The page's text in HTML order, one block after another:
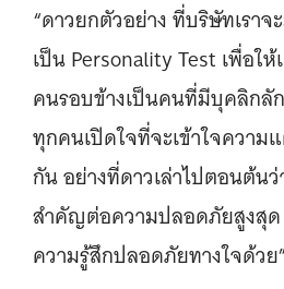
“ดาวยกตัวอย่าง ที่บริษัทเราจ
เป็น Personality Test เพื่อใ
คนรอบข้างเป็นคนที่มีบุคลิก
ทุกคนเปิดใจที่จะเข้าใจความ
กัน อย่างที่ดาวเล่าไปตอนต้น
สำคัญต่อความปลอดภัยสูงสุด
ความรู้สึกปลอดภัยทางใจด้วย